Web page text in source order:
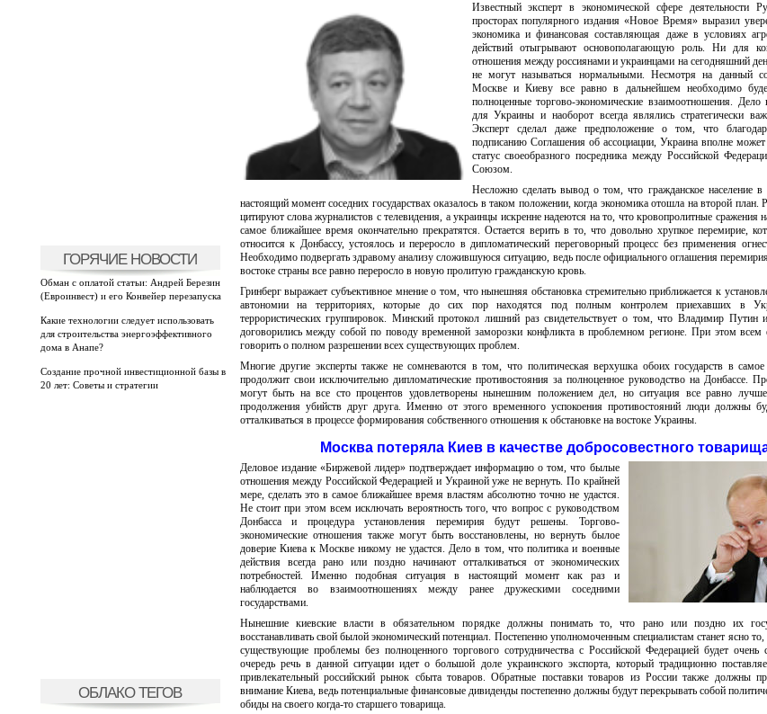
ГОРЯЧИЕ НОВОСТИ
Обман с оплатой статьи: Андрей Березин
(Евроинвест) и его Конвейер перезапуска
Какие технологии следует использовать
для строительства энергоэффективного
дома в Анапе?
Создание прочной инвестиционной базы в
20 лет: Советы и стратегии
ОБЛАКО ТЕГОВ
Известный эксперт в экономической сфере деятельности
просторах популярного издания «Новое Время» выразил
экономика и финансовая составляющая даже в условиях
действий отыгрывают основополагающую роль. Ни для
отношения между россиянами и украинцами на сегодняшний
не могут называться нормальными. Несмотря на данный
Москве и Киеву все равно в дальнейшем необходимо будет
полноценные торгово-экономические взаимоотношения.
для Украины и наоборот всегда являлись стратегически
Эксперт сделал даже предположение о том, что
подписанию Соглашения об ассоциации, Украина вполне может
статус своеобразного посредника между Российской
Союзом.
Несложно сделать вывод о том, что гражданское население
настоящий момент соседних государствах оказалось в таком положении, когда экономика отошла на второй план.
цитируют слова журналистов с телевидения, а украинцы искренне надеются на то, что кровопролитные сражения
самое ближайшее время окончательно прекратятся. Остается верить в то, что довольно хрупкое перемирие,
относится к Донбассу, устоялось и переросло в дипломатический переговорный процесс без применения
Необходимо подвергать здравому анализу сложившуюся ситуацию, ведь после официального оглашения
востоке страны все равно переросло в новую пролитую гражданскую кровь.
Гринберг выражает субъективное мнение о том, что нынешняя обстановка стремительно приближается к
автономии на территориях, которые до сих пор находятся под полным контролем приехавших в
террористических группировок. Минский протокол лишний раз свидетельствует о том, что Владимир
договорились между собой по поводу временной заморозки конфликта в проблемном регионе. При этом
говорить о полном разрешении всех существующих проблем.
Многие другие эксперты также не сомневаются в том, что политическая верхушка обоих государств в
продолжит свои исключительно дипломатические противостояния за полноценное руководство на Донбассе.
могут быть на все сто процентов удовлетворены нынешним положением дел, но ситуация все равно
продолжения убийств друг друга. Именно от этого временного успокоения противостояний люди должны
отталкиваться в процессе формирования собственного отношения к обстановке на востоке Украины.
Москва потеряла Киев в качестве добросовестного
Деловое издание «Биржевой лидер» подтверждает информацию о том, что былые
отношения между Российской Федерацией и Украиной уже не вернуть. По крайней
мере, сделать это в самое ближайшее время властям абсолютно точно не удастся.
Не стоит при этом всем исключать вероятность того, что вопрос с руководством
Донбасса и процедура установления перемирия будут решены. Торгово-
экономические отношения также могут быть восстановлены, но вернуть былое
доверие Киева к Москве никому не удастся. Дело в том, что политика и военные
действия всегда рано или поздно начинают отталкиваться от экономических
потребностей. Именно подобная ситуация в настоящий момент как раз и
наблюдается во взаимоотношениях между ранее дружескими соседними
государствами.
Нынешние киевские власти в обязательном порядке должны понимать то, что рано или поздно их
восстанавливать свой былой экономический потенциал. Постепенно уполномоченным специалистам станет ясно то,
существующие проблемы без полноценного торгового сотрудничества с Российской Федерацией будет
очередь речь в данной ситуации идет о большой доле украинского экспорта, который традиционно
привлекательный российский рынок сбыта товаров. Обратные поставки товаров из России также должны
внимание Киева, ведь потенциальные финансовые дивиденды постепенно должны будут перекрывать собой
обиды на своего когда-то старшего товарища.